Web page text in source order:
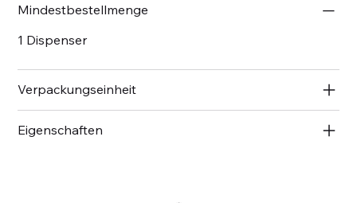
Mindestbestellmenge
1 Dispenser
Verpackungseinheit
Eigenschaften